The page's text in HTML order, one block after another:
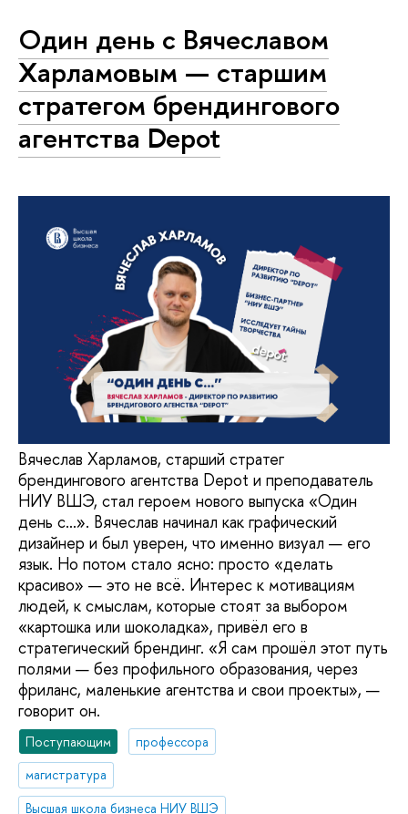
Один день с Вячеславом
Харламовым — старшим
стратегом брендингового
агентства Depot
Вячеслав Харламов, старший стратег
брендингового агентства Depot и преподаватель
НИУ ВШЭ, стал героем нового выпуска «Один
день с…». Вячеслав начинал как графический
дизайнер и был уверен, что именно визуал — его
язык. Но потом стало ясно: просто «делать
красиво» — это не всё. Интерес к мотивациям
людей, к смыслам, которые стоят за выбором
«картошка или шоколадка», привёл его в
стратегический брендинг. «Я сам прошёл этот путь
полями — без профильного образования, через
фриланс, маленькие агентства и свои проекты», —
говорит он.
Поступающим
профессора
магистратура
Высшая школа бизнеса НИУ ВШЭ